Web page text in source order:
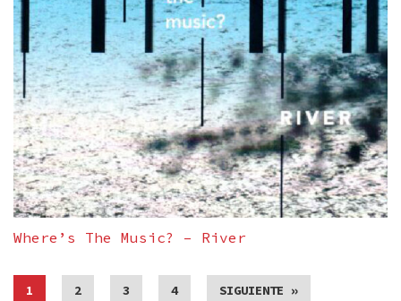
Where’s The Music? – River
1 2 3 4 SIGUIENTE »